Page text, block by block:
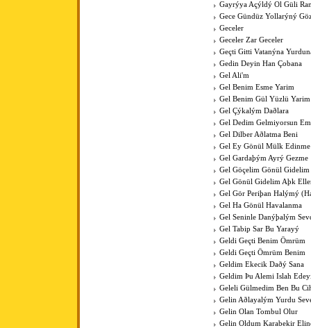
Gayrýya Açýldý Ol Güli
Gece Gündüz Yollarýný
Geceler
Geceler Zar Geceler
Geçti Gitti Vatanýna
Gedin Deyin Han Çobana
Gel Ali'm
Gel Benim Esme Yarim
Gel Benim Gül Yüzlü Yarim
Gel Çýkalým Daðlara
Gel Dedim Gelmiyorsun
Gel Dilber Aðlatma Beni
Gel Ey Gönül Mülk
Gel Gardaþým Ayrý Gezme
Gel Göçelim Gönül Gidelim
Gel Gönül Gidelim Aþk
Gel Gör Periþan Halýmý
Gel Ha Gönül Havalanma
Gel Seninle Danýþalým
Gel Tabip Sar Bu Yarayý
Geldi Geçti Benim Ömrüm
Geldi Geçti Ömrüm Benim
Geldim Ekecik Daðý Sana
Geldim Þu Alemi Islah
Geleli Gülmedim Ben Bu
Gelin Aðlayalým Yurdu
Gelin Olan Tombul Olur
Gelin Oldum Karabekir